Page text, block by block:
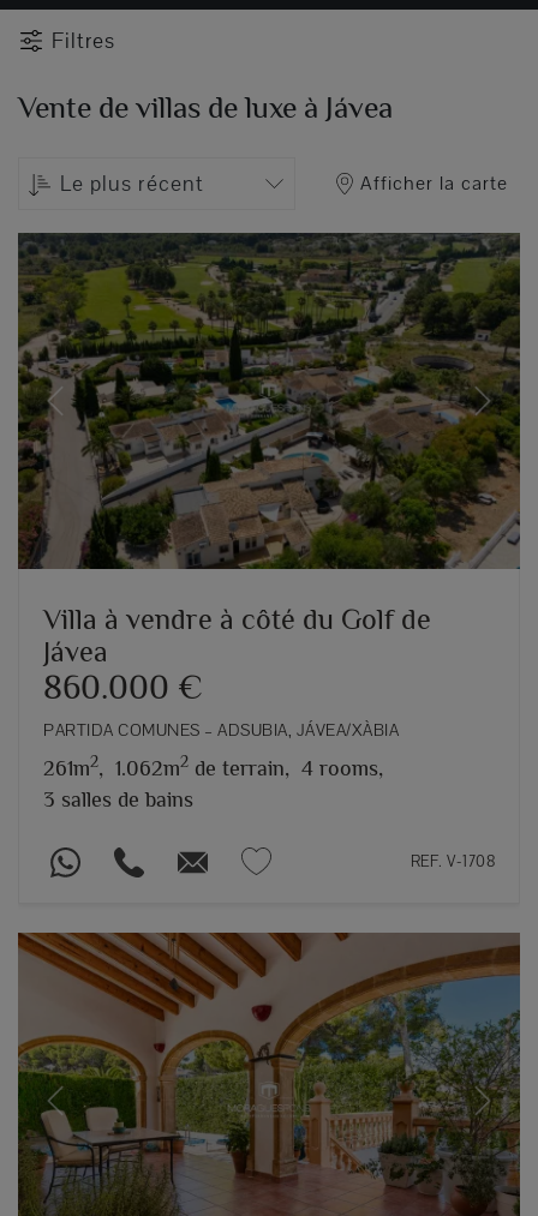
Filtres
Vente de villas de luxe à Jávea
Le plus récent Afficher la carte
Previous Next
Villa à vendre à côté du Golf de
Jávea
860.000 €
PARTIDA COMUNES – ADSUBIA, JÁVEA/XÀBIA
261m2, 1.062m2 de terrain, 4 rooms,
3 salles de bains
REF. V-1708
Previous Next